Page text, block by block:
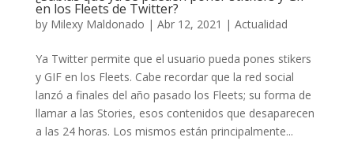
en los Fleets de Twitter?
by Milexy Maldonado | Abr 12, 2021 | Actualidad
Ya Twitter permite que el usuario pueda pones stikers
y GIF en los Fleets. Cabe recordar que la red social
lanzó a finales del año pasado los Fleets; su forma de
llamar a las Stories, esos contenidos que desaparecen
a las 24 horas. Los mismos están principalmente...